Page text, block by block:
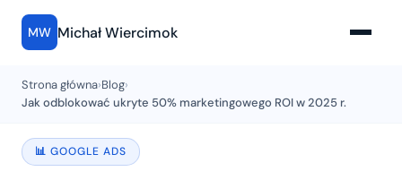
MW Michał Wiercimok
Strona główna›Blog›
Jak odblokować ukryte 50% marketingowego ROI w 2025 r.
📊 GOOGLE ADS